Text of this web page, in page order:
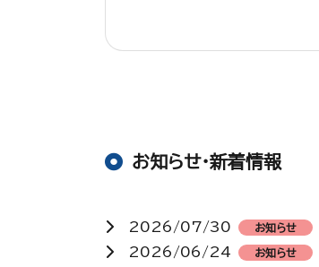
お知らせ・新着情報
2026/07/30 お知らせ
2026/06/24
お知らせ